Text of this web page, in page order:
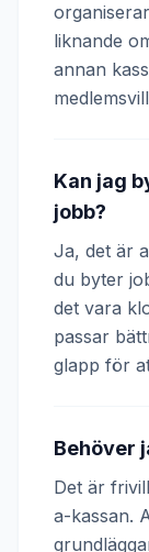
liknande
annan
Kan jag
jobb?
Ja, det är
du byter
det vara
passar
glapp för
Behöver
Det är
a-kassan.